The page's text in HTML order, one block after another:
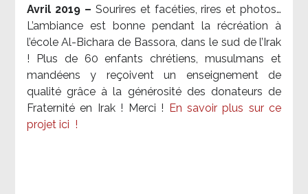
Avril 2019 – Sourires et facéties, rires et photos…
L’ambiance est bonne pendant la récréation à
l’école Al-Bichara de Bassora, dans le sud de l’Irak
! Plus de 60 enfants chrétiens, musulmans et
mandéens y reçoivent un enseignement de
qualité grâce à la générosité des donateurs de
Fraternité en Irak ! Merci ! En savoir plus sur ce
projet ici !